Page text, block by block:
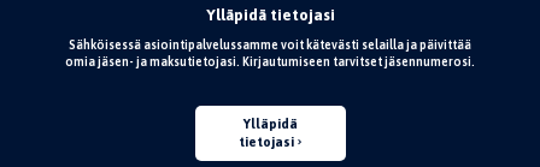
Ylläpidä tietojasi
Sähköisessä asiointipalvelussamme voit kätevästi selailla ja päivittää
omia jäsen- ja maksutietojasi. Kirjautumiseen tarvitset jäsennumerosi.
Ylläpidä
tietojasi